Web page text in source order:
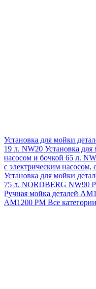
Установка для мойки
19 л. NW20 Установка
насосом и бочкой 65 л.
с электрическим
Установка для мойки
75 л. NORDBERG NW90
Ручная мойка деталей
АМ1200 РМ Все категории